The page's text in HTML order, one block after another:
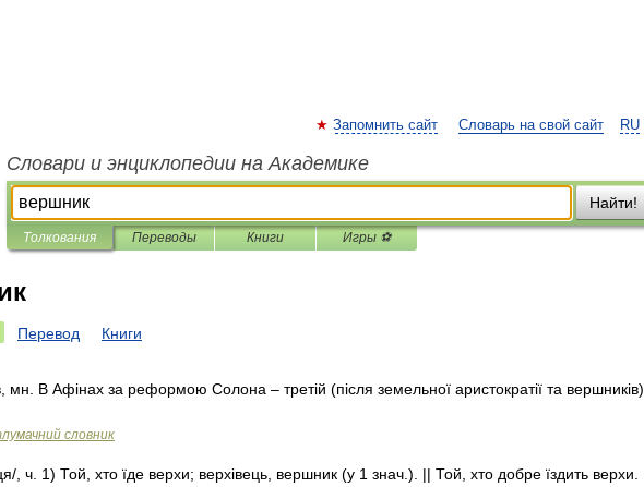
RU
Запомнить сайт Словарь на свой сайт
Словари и энциклопедии на Академике
Найти!
Толкования Переводы Книги Игры ⚽
Перевод Книги
мн. В Афінах за реформою Солона – третій (після земельної аристократії та вершників)
словник
, ч. 1) Той, хто їде верхи; верхівець, вершник (у 1 знач.). || Той, хто добре їздить верхи.